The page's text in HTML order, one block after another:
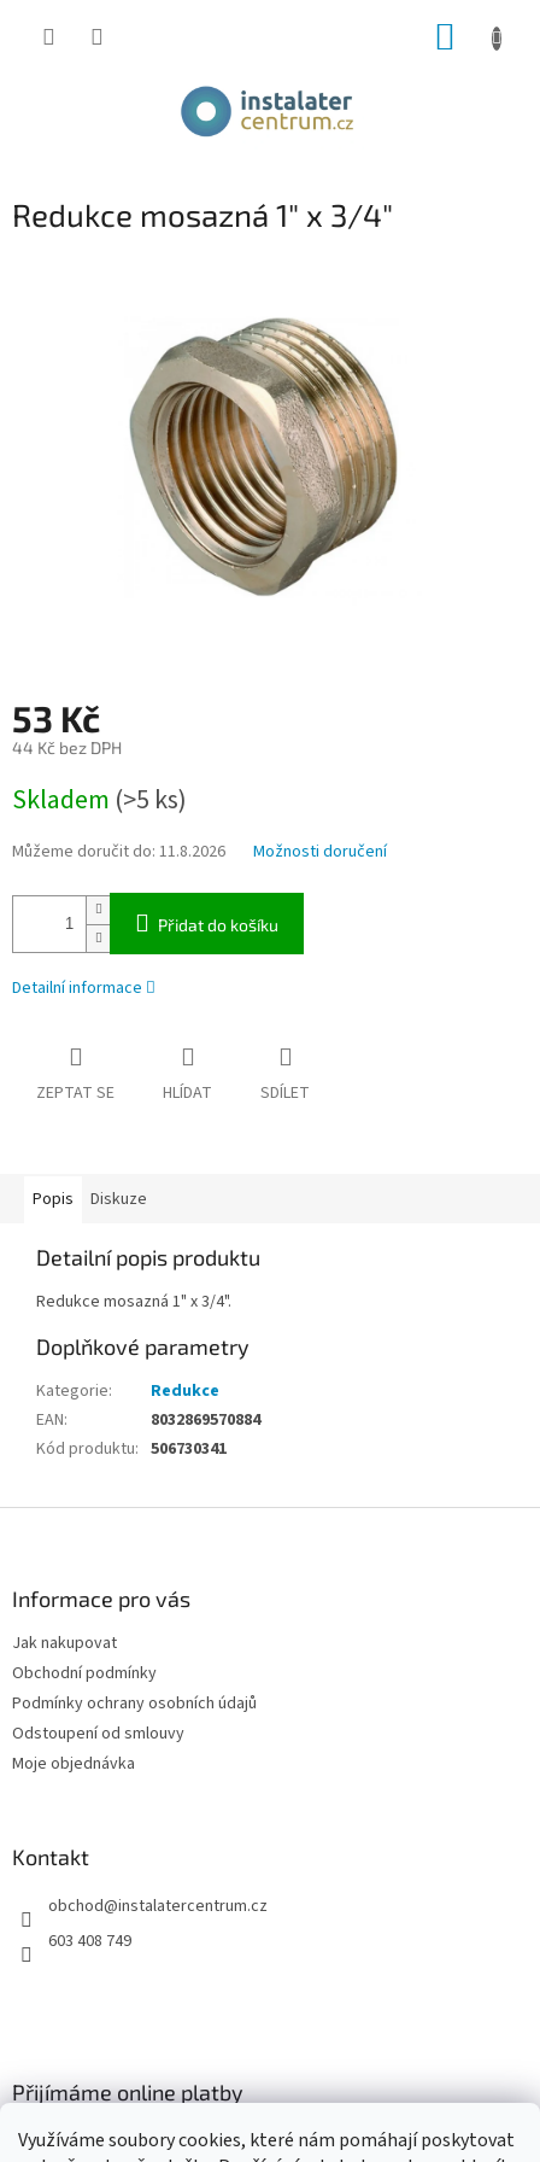
Využíváme soubory cookies, které nám pomáhají poskytovat
Redukce mosazná 1" x 3/4"
53 Kč
44 Kč bez DPH
cena:
Skladem (>5 ks)
Můžeme doručit do: 11.8.2026 Možnosti doručení
Přidat do košíku
Detailní informace
ZEPTAT SE HLÍDAT SDÍLET
Popis Diskuze
Detailní popis produktu
Redukce mosazná 1" x 3/4".
Doplňkové parametry
Kategorie:
Redukce
EAN:
8032869570884
Kód produktu: 506730341
Informace pro vás
Jak nakupovat
Obchodní podmínky
Podmínky ochrany osobních údajů
Odstoupení od smlouvy
Moje objednávka
Kontakt
obchod@instalatercentrum.cz
603 408 749
Přijímáme online platby